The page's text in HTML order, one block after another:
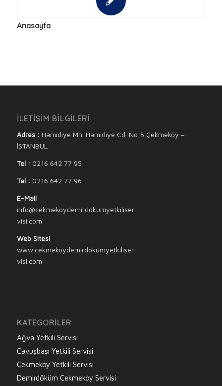
Anasayfa
İLETİŞİM BİLGİLERİ
Adres : Hamidiye Mh. Hamidiye Cd. No:5 Çekmeköy –
İSTANBUL
Tel : 0216 642 77 95
Tel : 0216 642 77 96
E-Mail
info@cekmekoydemirdokumyetkiliser
visi.com
Web Sitesi
www.cekmekoydemirdokumyetkiliser
visi.com
KATEGORILER
Ağva Yetkili Servisi
Çavuşbaşı Yetkili Servisi
Çekmeköy Yetkili Servisi
Demirdöküm Çekmeköy Servisi